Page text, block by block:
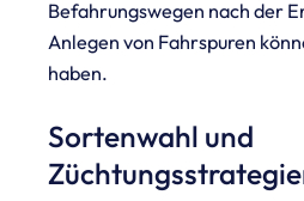
Befahrungswegen nach der
Anlegen von Fahrspuren
haben.
Sortenwahl und